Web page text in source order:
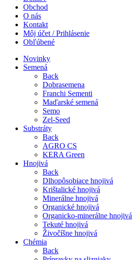
Obchod
O nás
Kontakt
Môj účet / Prihlásenie
Obľúbené
Novinky
Semená
Back
Dobrasemena
Franchi Sementi
Maďarské semená
Semo
Zel-Seed
Substráty
Back
AGRO CS
KERA Green
Hnojivá
Back
Dlhopôsobiace hnojivá
Krištalické hnojivá
Minerálne hnojivá
Organické hnojivá
Organicko-minerálne hnojivá
Tekuté hnojivá
Živočíšne hnojivá
Chémia
Back